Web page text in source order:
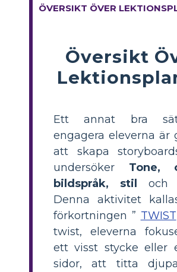
ÖVERSIKT ÖVER
Översikt
Ett annat bra
engagera eleverna är
att skapa
undersöker Tone,
bildspråk, stil
och
Denna aktivitet
förkortningen ” TWIST
twist, eleverna
ett visst stycke eller
sidor, att titta